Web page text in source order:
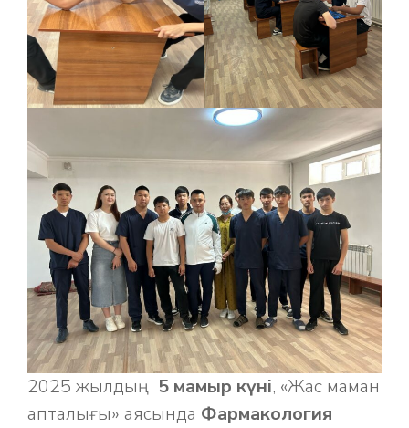
2025 жылдың 5 мамыр күні, «Жас маман
апталығы» аясында Фармакология